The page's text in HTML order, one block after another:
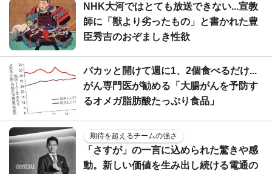
NHK大河ではとても放送できない...宣教
師に「獣より劣ったもの」と書かれた豊
臣秀吉のおぞましき性欲
パカッと開けて週に1、2個食べるだけ...
がん専門医が勧める「大腸がんを予防す
るオメガ脂肪酸たっぷり食品」
期待を超えるチームの強さ
「さすが」の一言に込められた驚きや感
動。新しい価値を生み出し続ける電通の